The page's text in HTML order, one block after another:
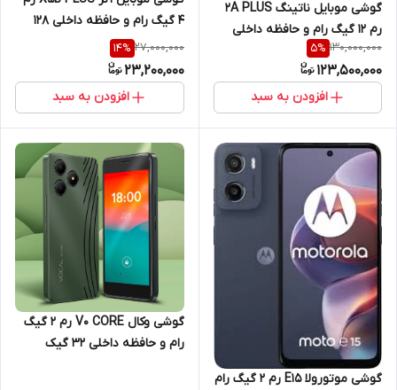
گوشی موبایل ناتینگ 2A PLUS
رم 12 گیگ رام و حافظه داخلی
256 گیگ 5G
130,000,000
5%
123,500,000
افزودن به سبد
4 گیگ رام و حافظه داخلی 128
27,000,000
14%
23,200,000
افزودن به سبد
گوشی موتورولا E15 رم 2 گیگ رام
گوشی وکال V0 CORE رم 2 گیگ
رام و حافظه داخلی 32 گیک